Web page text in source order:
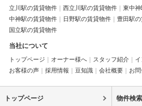
立川駅の賃貸物件 西立川駅の賃貸物件
東中
中神駅の賃貸物件
日野駅の賃貸物件
豊田駅
国立駅の賃貸物件
当社について
トップページ オーナー様へ スタッフ紹介
お客様の声
採用情報 豆知識 会社概要 お
トップページ 物件検索